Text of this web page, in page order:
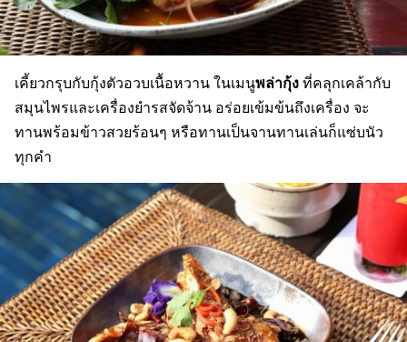
เคี้ยวกรุบกับกุ้งตัวอวบเนื้อหวาน ในเมนูพล่ากุ้งที่คลุกเคล้ากับ
สมุนไพรและเครื่องยำรสจัดจ้าน อร่อยเข้มข้นถึงเครื่อง จะ
ทานพร้อมข้าวสวยร้อนๆ หรือทานเป็นจานทานเล่นก็แซ่บนัว
ทุกคำ